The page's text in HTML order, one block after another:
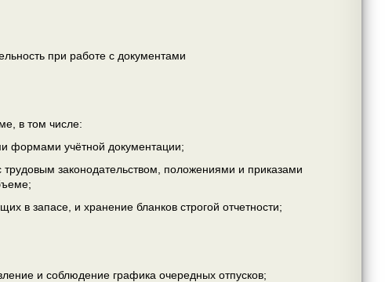
при работе с документами
в том числе:
формами учётной документации;
законодательством, положениями и приказами
в запасе, и хранение бланков строгой отчетности;
и соблюдение графика очередных отпусков;